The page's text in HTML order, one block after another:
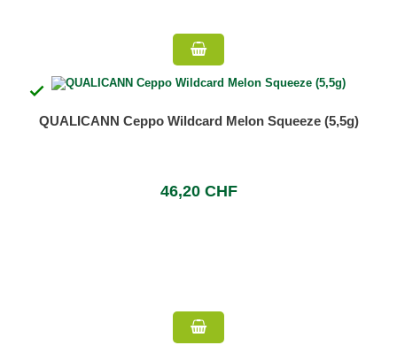

QUALICANN Ceppo Wildcard Melon Squeeze (5,5g)
46,20 CHF